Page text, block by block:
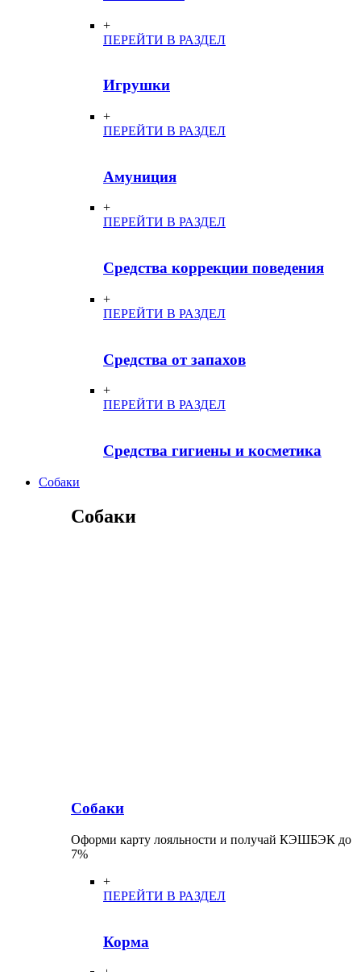
+
ПЕРЕЙТИ В РАЗДЕЛ
Игрушки
+
ПЕРЕЙТИ В РАЗДЕЛ
Амуниция
+
ПЕРЕЙТИ В РАЗДЕЛ
Средства коррекции поведения
+
ПЕРЕЙТИ В РАЗДЕЛ
Средства от запахов
+
ПЕРЕЙТИ В РАЗДЕЛ
Средства гигиены и косметика
Собаки
Собаки
Собаки
Оформи карту лояльности и получай КЭШБЭК до
7%
+
ПЕРЕЙТИ В РАЗДЕЛ
Корма